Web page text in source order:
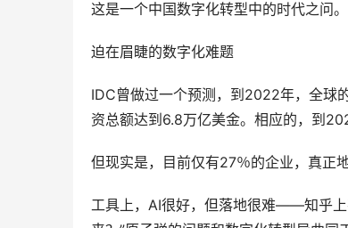
这是一个中国数字化转型中的时代之问。
迫在眉睫的数字化难题
IDC曾做过一个预测，到2022年，全球
资总额达到6.8万亿美金。相应的，到
但现实是，目前仅有27％的企业，真正
工具上，AI很好，但落地很难——知乎上